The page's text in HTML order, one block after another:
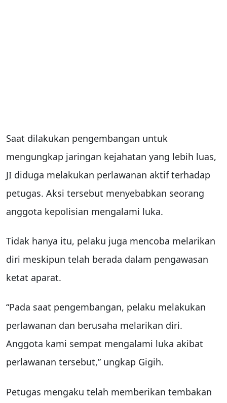
Saat dilakukan pengembangan untuk
mengungkap jaringan kejahatan yang lebih luas,
JI diduga melakukan perlawanan aktif terhadap
petugas. Aksi tersebut menyebabkan seorang
anggota kepolisian mengalami luka.
Tidak hanya itu, pelaku juga mencoba melarikan
diri meskipun telah berada dalam pengawasan
ketat aparat.
“Pada saat pengembangan, pelaku melakukan
perlawanan dan berusaha melarikan diri.
Anggota kami sempat mengalami luka akibat
perlawanan tersebut,” ungkap Gigih.
Petugas mengaku telah memberikan tembakan